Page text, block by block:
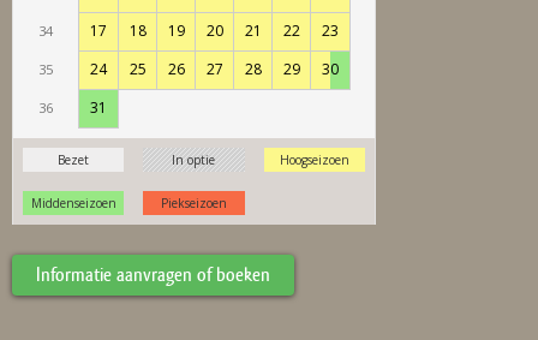
Informatie aanvragen of boeken